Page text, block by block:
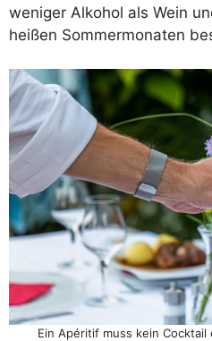
weniger Alkohol als Wein
heißen Sommermonaten
Ein Apéritif muss kein